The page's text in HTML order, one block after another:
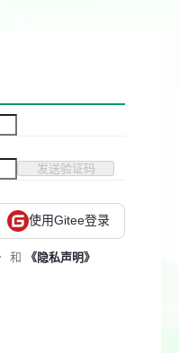
发送验证码
使用Gitee登录
和 《隐私声明》